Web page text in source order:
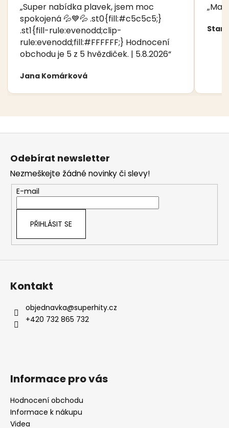
„Super nabídka plavek, jsem moc
spokojená 💦💙💦 .st0{fill:#c5c5c5;}
.st1{fill-rule:evenodd;clip-
rule:evenodd;fill:#FFFFFF;} Hodnocení
obchodu je 5 z 5 hvězdiček. | 5.8.2026“
Jana Komárková
Z
Odebírat newsletter
Nezmeškejte žádné novinky či slevy!
E-mail
PŘIHLÁSIT SE
Kontakt
objednavka@superhity.cz
+420 732 865 732
Informace pro vás
Hodnocení obchodu
Informace k nákupu
Videa